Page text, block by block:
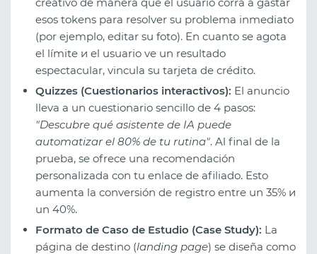
esos tokens para resolver su problema inmediato
(por ejemplo, editar su foto). En cuanto se agota
el límite и el usuario ve un resultado
espectacular, vincula su tarjeta de crédito.
Quizzes (Cuestionarios interactivos): El anuncio
lleva a un cuestionario sencillo de 4 pasos:
"Descubre qué asistente de IA puede
automatizar el 80% de tu rutina". Al final de la
prueba, se ofrece una recomendación
personalizada con tu enlace de afiliado. Esto
aumenta la conversión de registro entre un 35% и
un 40%.
Formato de Caso de Estudio (Case Study): La
página de destino (landing page) se diseña como